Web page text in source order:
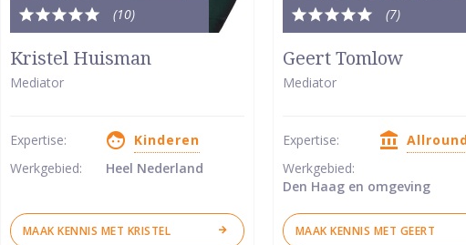
(10)
Totale
waardering:
5
sterren
Kristel Huisman
Mediator
Expertise:
Kinderen
Werkgebied:
Heel Nederland
MAAK KENNIS MET KRISTEL
(7)
Totale
waardering:
5
sterren
Geert Tomlow
Mediator
Expertise:
Werkgebied:
Den Haag en omgeving
MAAK KENNIS MET GEERT